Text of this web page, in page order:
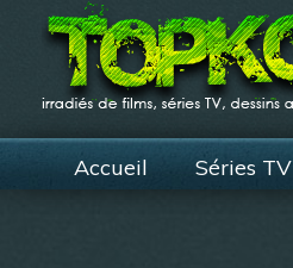
Accueil Séries TV